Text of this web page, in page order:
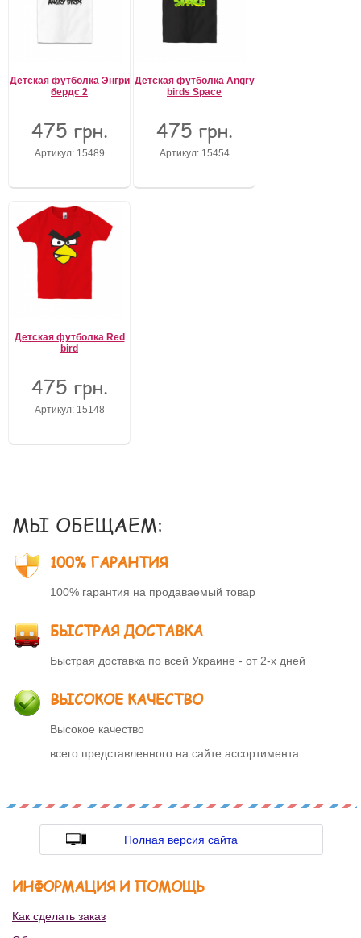
Детская футболка Энгри
бердс 2
475 грн.
Артикул: 15489
Детская футболка Angry
birds Space
475 грн.
Артикул: 15454
Детская футболка Red
bird
475 грн.
Артикул: 15148
МЫ ОБЕЩАЕМ:
100% ГАРАНТИЯ
100% гарантия на продаваемый товар
БЫСТРАЯ ДОСТАВКА
Быстрая доставка по всей Украине - от 2-х дней
ВЫСОКОЕ КАЧЕСТВО
Высокое качество
всего представленного на сайте ассортимента
Полная версия сайта
ИНФОРМАЦИЯ И ПОМОЩЬ
Как сделать заказ